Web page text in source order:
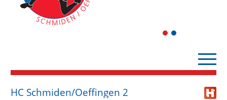
1 2
HC Schmiden/Oeffingen 2